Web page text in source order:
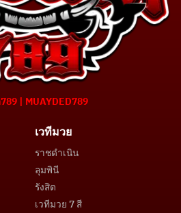
| MUAYDED789
เวทีมวย
ราชดำเนิน
ลุมพินี
รังสิต
เวทีมวย 7 สี